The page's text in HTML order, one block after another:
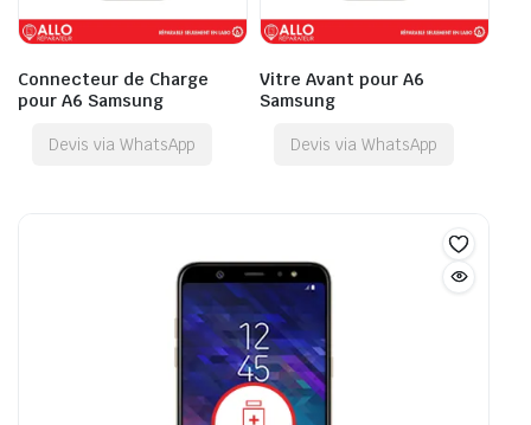
Connecteur de Charge
pour A6 Samsung
Devis via WhatsApp
Vitre Avant pour A6
Samsung
Devis via WhatsApp